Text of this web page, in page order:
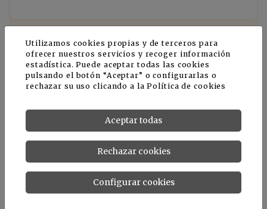
E-mail *
Utilizamos cookies propias y de terceros para
ofrecer nuestros servicios y recoger información
estadística. Puede aceptar todas las cookies
pulsando el botón “Aceptar” o configurarlas o
rechazar su uso clicando a laPolítica de cookies
Aceptar todas
Rechazar cookies
Configurar cookies